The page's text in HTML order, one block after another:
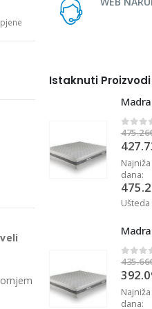
Istaknuti Proizvodi
0out
475.26
dana:
Ušteda
0out
435.66
dana: